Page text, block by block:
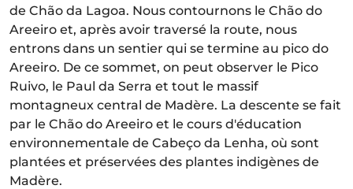
de Chão da Lagoa. Nous contournons le Chão do
Areeiro et, après avoir traversé la route, nous
entrons dans un sentier qui se termine au pico do
Areeiro. De ce sommet, on peut observer le Pico
Ruivo, le Paul da Serra et tout le massif
montagneux central de Madère. La descente se fait
par le Chão do Areeiro et le cours d'éducation
environnementale de Cabeço da Lenha, où sont
plantées et préservées des plantes indigènes de
Madère.